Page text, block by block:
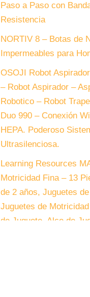
Paso a Paso con
Resistencia
NORTIV 8 – Botas de
Impermeables para
OSOJI Robot
– Robot Aspirador –
Robotico – Robot
Duo 990 – Conexión
HEPA. Poderoso
Ultrasilenciosa.
Learning Resources
Motricidad Fina – 13
de 2 años, Juguetes
Juguetes de
de Juguete, Alce de